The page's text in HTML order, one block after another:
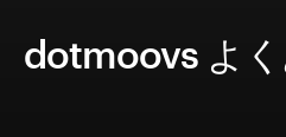
dotmoovs よ